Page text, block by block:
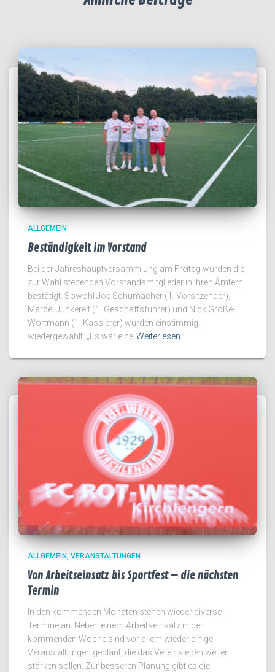
ALLGEMEIN
Beständigkeit im Vorstand
Bei der Jahreshauptversammlung am Freitag wurden die
zur Wahl stehenden Vorstandsmitglieder in ihren Ämtern
bestätigt. Sowohl Joe Schumacher (1. Vorsitzender),
Marcel Junkereit (1. Geschäftsführer) und Nick Große-
Wortmann (1. Kassierer) wurden einstimmig
wiedergewählt. „Es war eine Weiterlesen
ALLGEMEIN VERANSTALTUNGEN
Von Arbeitseinsatz bis Sportfest – die nächsten
Termin
In den kommenden Monaten stehen wieder diverse
Termine an. Neben einem Arbeitseinsatz in der
kommenden Woche sind vor allem wieder einige
Veranstaltungen geplant, die das Vereinsleben weiter
stärken sollen. Zur besseren Planung gibt es die